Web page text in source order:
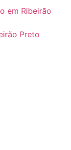
em Ribeirão
Preto